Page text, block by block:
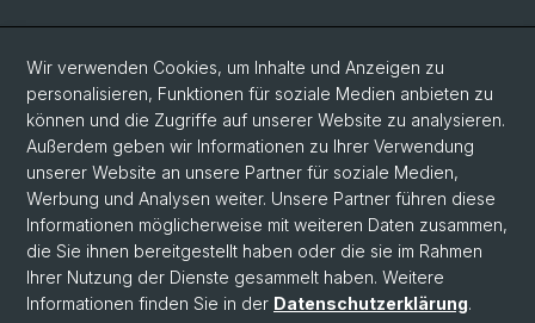
Social Media
Facebook
LinkedIn
Instagram
Wir verwenden Cookies, um Inhalte und Anzeigen zu
personalisieren, Funktionen für soziale Medien anbieten zu
können und die Zugriffe auf unserer Website zu analysieren.
Außerdem geben wir Informationen zu Ihrer Verwendung
unserer Website an unsere Partner für soziale Medien,
Werbung und Analysen weiter. Unsere Partner führen diese
Informationen möglicherweise mit weiteren Daten zusammen,
die Sie ihnen bereitgestellt haben oder die sie im Rahmen
Ihrer Nutzung der Dienste gesammelt haben. Weitere
Informationen finden Sie in der Datenschutzerklärung.